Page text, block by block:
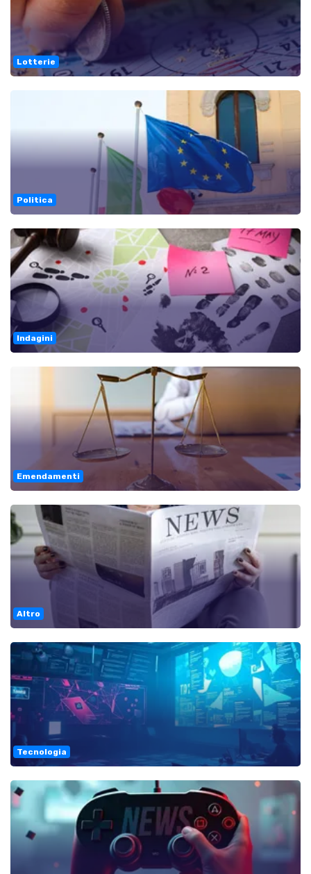
Lotterie
Politica
Indagini
Emendamenti
Altro
Tecnologia